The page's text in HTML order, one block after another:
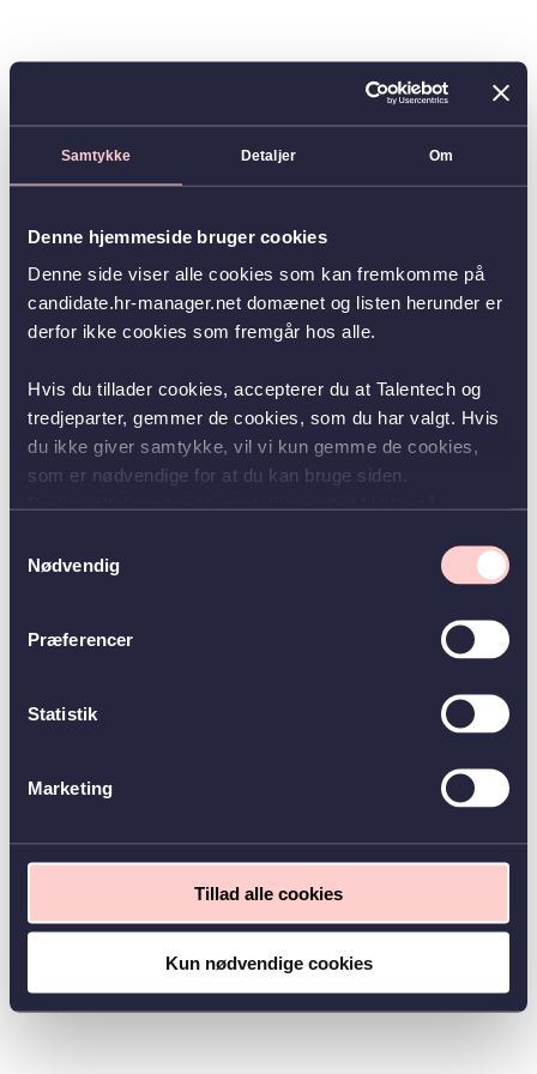
Samtykke Detaljer Om
Denne hjemmeside bruger cookies
Denne side viser alle cookies som kan fremkomme på
candidate.hr-manager.net domænet og listen herunder er
derfor ikke cookies som fremgår hos alle.
Hvis du tillader cookies, accepterer du at Talentech og
tredjeparter, gemmer de cookies, som du har valgt. Hvis
du ikke giver samtykke, vil vi kun gemme de cookies,
som er nødvendige for at du kan bruge siden.
Nødvendig
Præferencer
Statistik
Marketing
Tillad alle cookies
Kun nødvendige cookies